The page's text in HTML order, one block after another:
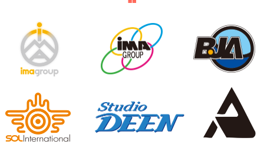
リニューアル公開のお知らせ
2020.05.01
【営業時間短縮およびお電話でのお問い合わせ受付休止のお知ら
2020.04.22
メールアドレス流出に関するお詫び